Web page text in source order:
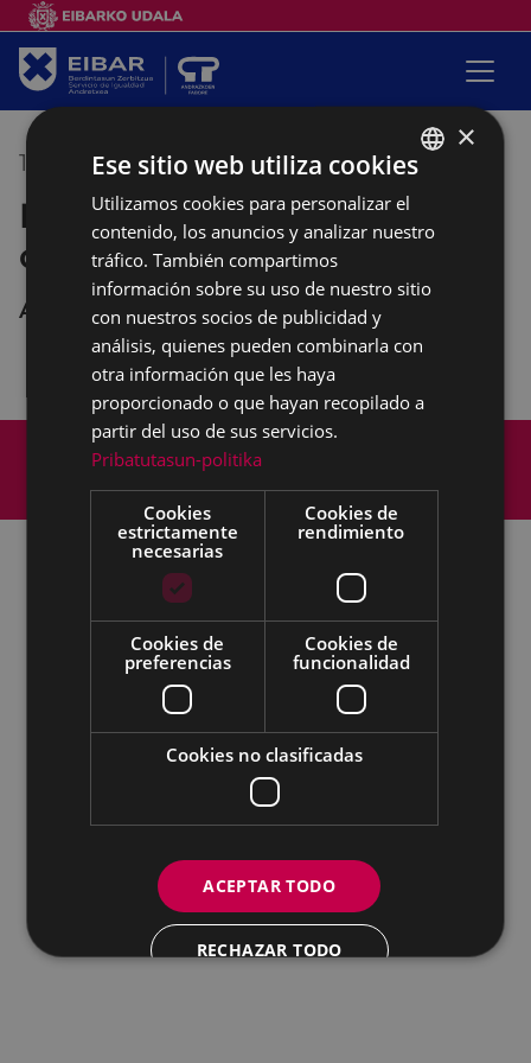
11/12/2020 10:00- 12:00
Empalabramiento: clases de
castellano
Andretxea
Mapa del Sitio
Aviso legal
Política de cookies
Accesibilidad
Todas las redes sociales del Ayuntamiento
Eibarko Andretxea - Isasi kalea, 11 | 20600 Eibar
Andretxea: 943 54 39 38
Igualdad: 943 70 84 40
andretxea@eibar.eus
berdintasuna@eibar.eus
IFZ: P2003100A | DIR3 L01200300
BASQUE
SPANISH
×
Ese sitio web utiliza cookies
Utilizamos cookies para personalizar el
contenido, los anuncios y analizar nuestro
tráfico. También compartimos
información sobre su uso de nuestro sitio
con nuestros socios de publicidad y
análisis, quienes pueden combinarla con
otra información que les haya
proporcionado o que hayan recopilado a
partir del uso de sus servicios.
Pribatutasun-politika
Cookies
estrictamente
necesarias
Cookies de
rendimiento
Cookies de
preferencias
Cookies de
funcionalidad
Cookies no clasificadas
ACEPTAR TODO
RECHAZAR TODO